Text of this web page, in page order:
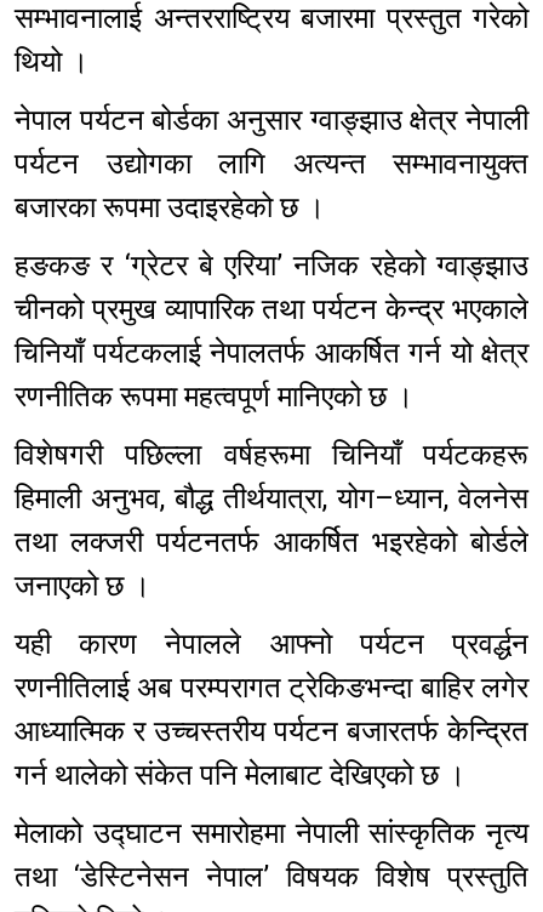
सम्भावनालाई अन्तरराष्ट्रिय बजारमा प्रस्तुत गरेको
थियो ।
नेपाल पर्यटन बोर्डका अनुसार ग्वाङ्झाउ क्षेत्र नेपाली
पर्यटन उद्योगका लागि अत्यन्त सम्भावनायुक्त
बजारका रूपमा उदाइरहेको छ ।
हङकङ र ‘ग्रेटर बे एरिया’ नजिक रहेको ग्वाङ्झाउ
चीनको प्रमुख व्यापारिक तथा पर्यटन केन्द्र भएकाले
चिनियाँ पर्यटकलाई नेपालतर्फ आकर्षित गर्न यो क्षेत्र
रणनीतिक रूपमा महत्वपूर्ण मानिएको छ ।
विशेषगरी पछिल्ला वर्षहरूमा चिनियाँ पर्यटकहरू
हिमाली अनुभव, बौद्ध तीर्थयात्रा, योग–ध्यान, वेलनेस
तथा लक्जरी पर्यटनतर्फ आकर्षित भइरहेको बोर्डले
जनाएको छ ।
यही कारण नेपालले आफ्नो पर्यटन प्रवर्द्धन
रणनीतिलाई अब परम्परागत ट्रेकिङभन्दा बाहिर लगेर
आध्यात्मिक र उच्चस्तरीय पर्यटन बजारतर्फ केन्द्रित
गर्न थालेको संकेत पनि मेलाबाट देखिएको छ ।
मेलाको उद्घाटन समारोहमा नेपाली सांस्कृतिक नृत्य
तथा ‘डेस्टिनेसन नेपाल’ विषयक विशेष प्रस्तुति